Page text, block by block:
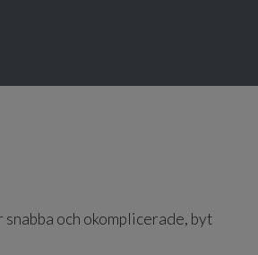
och okomplicerade, byt